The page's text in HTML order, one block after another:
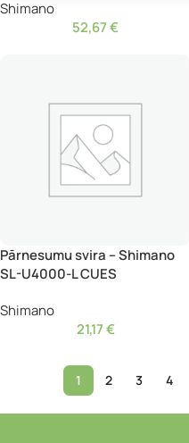
Shimano
52,67€
Pārnesumu svira – Shimano
SL-U4000-L CUES
Shimano
21,17€
1 2 3 4